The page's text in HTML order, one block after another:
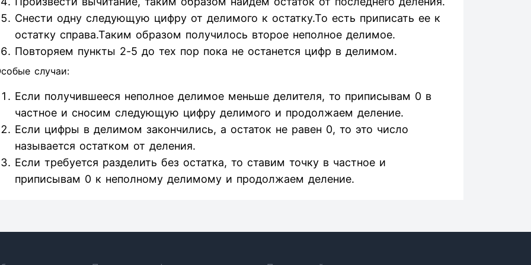
Снести одну следующую цифру от делимого к остатку.То есть приписать ее к
остатку справа.Таким образом получилось второе неполное делимое.
Повторяем пункты 2-5 до тех пор пока не останется цифр в делимом.
случаи:
Если получившееся неполное делимое меньше делителя, то приписывам 0 в
частное и сносим следующую цифру делимого и продолжаем деление.
Если цифры в делимом закончились, а остаток не равен 0, то это число
называется остатком от деления.
Если требуется разделить без остатка, то ставим точку в частное и
приписывам 0 к неполному делимому и продолжаем деление.